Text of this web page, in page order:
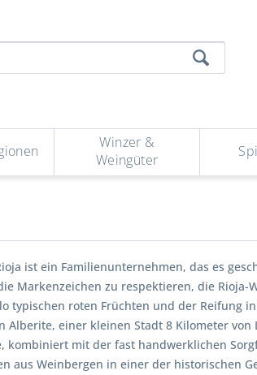
Winzer &
Weingüter
ist ein Familienunternehmen, das es
Markenzeichen zu respektieren, die Rioja-
typischen roten Früchten und der Reifung
Alberite, einer kleinen Stadt 8 Kilometer
kombiniert mit der fast handwerklichen
aus Weinbergen in einer der historischen